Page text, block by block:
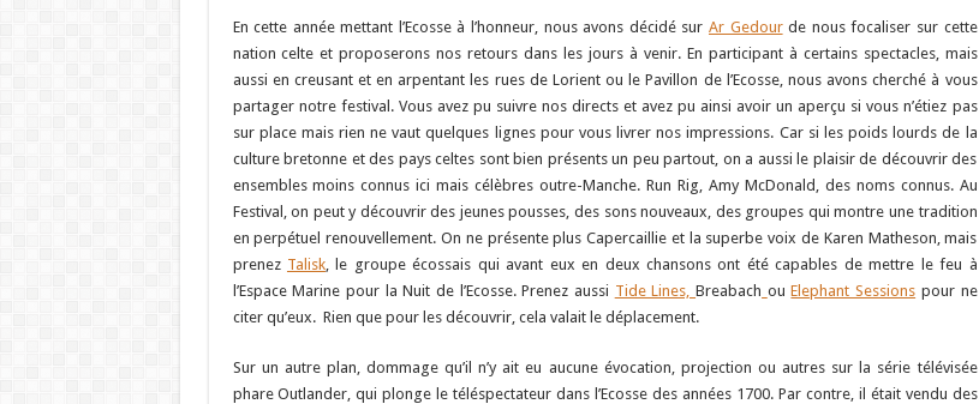
En cette année mettant l’Ecosse à l’honneur, nous avons décidé sur Ar Gedourde nous focaliser sur cette
nation celte et proposerons nos retours dans les jours à venir. En participant à certains spectacles, mais
aussi en creusant et en arpentant les rues de Lorient ou le Pavillon de l’Ecosse, nous avons cherché à vous
partager notre festival. Vous avez pu suivre nos directs et avez pu ainsi avoir un aperçu si vous n’étiez pas
sur place mais rien ne vaut quelques lignes pour vous livrer nos impressions. Car si les poids lourds de la
culture bretonne et des pays celtes sont bien présents un peu partout, on a aussi le plaisir de découvrir des
ensembles moins connus ici mais célèbres outre-Manche. Run Rig, Amy McDonald, des noms connus. Au
Festival, on peut y découvrir des jeunes pousses, des sons nouveaux, des groupes qui montre une tradition
en perpétuel renouvellement. On ne présente plus Capercaillie et la superbe voix de Karen Matheson, mais
prenez Talisk, le groupe écossais qui avant eux en deux chansons ont été capables de mettre le feu à
l’Espace Marine pour la Nuit de l’Ecosse. Prenez aussi Tide Lines,Breabach ouElephant Sessions pour ne
citer qu’eux. Rien que pour les découvrir, cela valait le déplacement.
Sur un autre plan, dommage qu’il n’y ait eu aucune évocation, projection ou autres sur la série télévisée
phare Outlander, qui plonge le téléspectateur dans l’Ecosse des années 1700. Par contre, il était vendu des